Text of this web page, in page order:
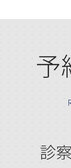
本
を
ら
情
診